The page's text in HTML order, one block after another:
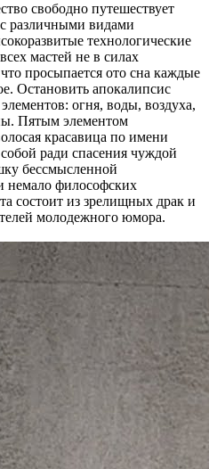
свободно путешествует
различными видами
технологические
мастей не в силах
просыпается ото сна каждые
Остановить апокалипсис
огня, воды, воздуха,
Пятым элементом
красавица по имени
ради спасения чуждой
бессмысленной
немало философских
состоит из зрелищных драк и
молодежного юмора.